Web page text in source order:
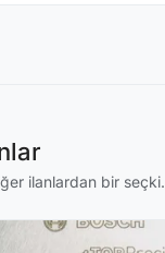
ilanlardan bir seçki.